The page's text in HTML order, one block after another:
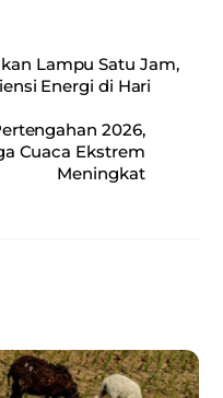
Lampu Satu Jam,
Energi di Hari
2026,
Cuaca Ekstrem
Meningkat